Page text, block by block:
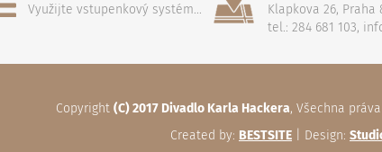
Využijte vstupenkový systém...
Klapkova 26, Praha
tel.: 284 681 103,
Copyright (C) 2017 Divadlo Karla Hackera, Všechna
Created by: BESTSITE | Design: